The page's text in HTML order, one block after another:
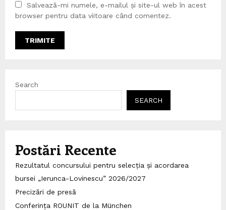
Salvează-mi numele, e-mailul și site-ul web în acest
browser pentru data viitoare când comentez.
Search
SEARCH
Postări Recente
Rezultatul concursului pentru selecția și acordarea
bursei „Ierunca-Lovinescu” 2026/2027
Precizări de presă
Conferința ROUNIT de la München